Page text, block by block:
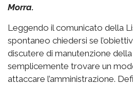
Morra.
Leggendo il comunicato della
spontaneo chiedersi se
discutere di manutenzione
semplicemente trovare un
attaccare l’amministrazione.